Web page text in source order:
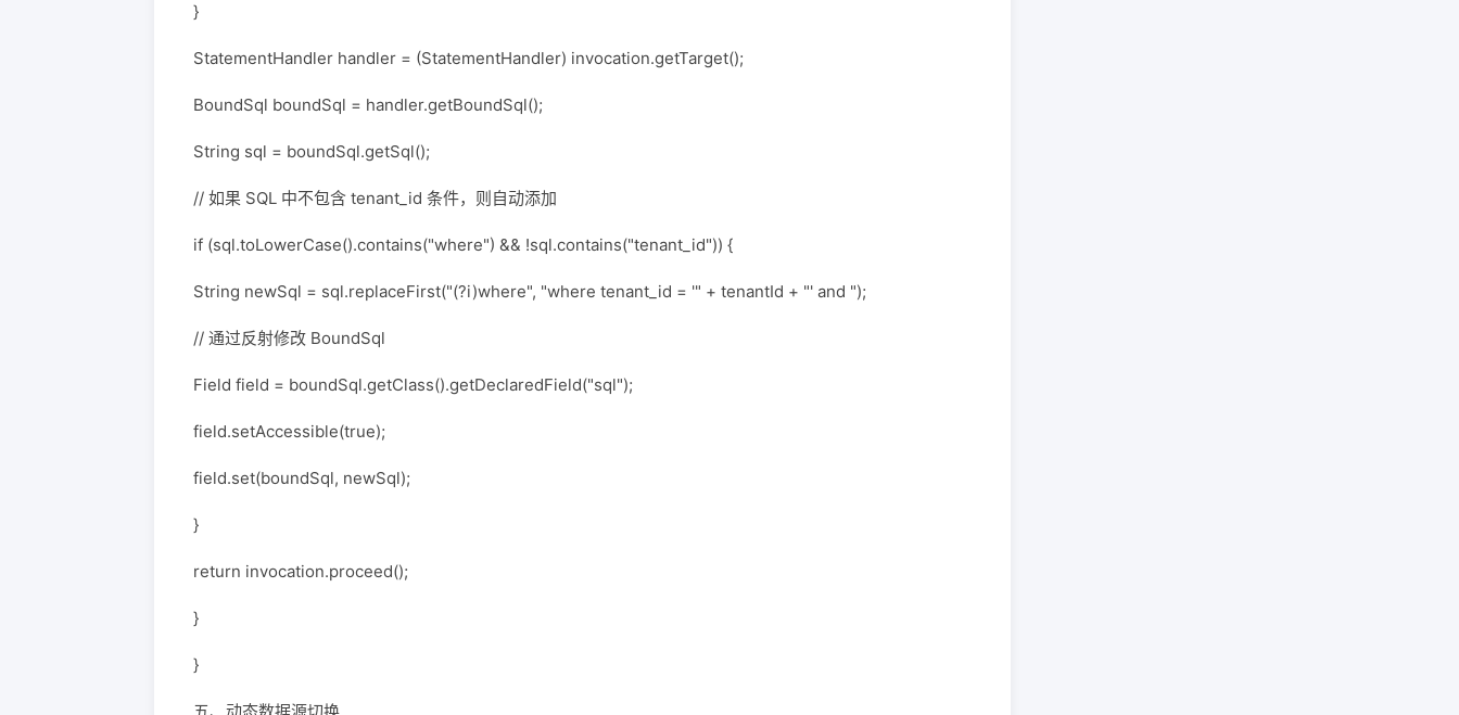
}
StatementHandler handler = (StatementHandler) invocation.getTarget();
BoundSql boundSql = handler.getBoundSql();
String sql = boundSql.getSql();
// 如果 SQL 中不包含 tenant_id 条件，则自动添加
if (sql.toLowerCase().contains("where") && !sql.contains("tenant_id")) {
String newSql = sql.replaceFirst("(?i)where", "where tenant_id = '" + tenantId + "' and ");
// 通过反射修改 BoundSql
Field field = boundSql.getClass().getDeclaredField("sql");
field.setAccessible(true);
field.set(boundSql, newSql);
}
return invocation.proceed();
}
}